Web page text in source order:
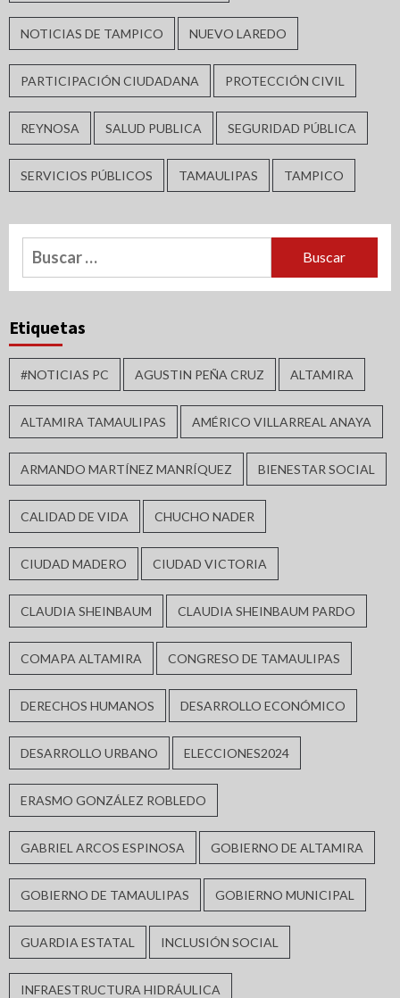
NOTICIAS DE TAMPICO NUEVO LAREDO
PARTICIPACIÓN CIUDADANA PROTECCIÓN CIVIL
REYNOSA SALUD PUBLICA SEGURIDAD PÚBLICA
SERVICIOS PÚBLICOS TAMAULIPAS TAMPICO
Buscar:
Etiquetas
#NOTICIAS PC AGUSTIN PEÑA CRUZ ALTAMIRA
ALTAMIRA TAMAULIPAS AMÉRICO VILLARREAL ANAYA
ARMANDO MARTÍNEZ MANRÍQUEZ BIENESTAR SOCIAL
CALIDAD DE VIDA CHUCHO NADER
CIUDAD MADERO CIUDAD VICTORIA
CLAUDIA SHEINBAUM CLAUDIA SHEINBAUM PARDO
COMAPA ALTAMIRA CONGRESO DE TAMAULIPAS
DERECHOS HUMANOS DESARROLLO ECONÓMICO
DESARROLLO URBANO ELECCIONES2024
ERASMO GONZÁLEZ ROBLEDO
GABRIEL ARCOS ESPINOSA GOBIERNO DE ALTAMIRA
GOBIERNO DE TAMAULIPAS GOBIERNO MUNICIPAL
GUARDIA ESTATAL INCLUSIÓN SOCIAL
INFRAESTRUCTURA HIDRÁULICA